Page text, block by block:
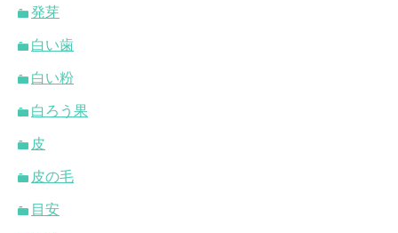
発芽
白い歯
白い粉
白ろう果
皮
皮の毛
目安